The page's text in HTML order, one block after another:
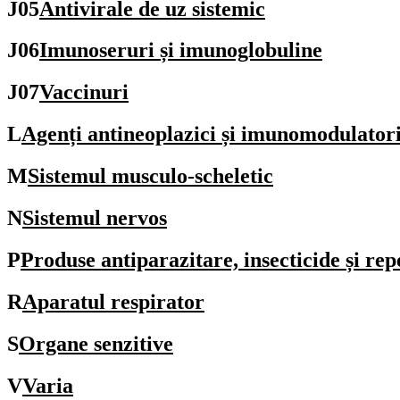
J05Antivirale de uz sistemic
J06Imunoseruri și imunoglobuline
J07Vaccinuri
LAgenți antineoplazici și
MSistemul musculo-scheletic
NSistemul nervos
PProduse antiparazitare, insecticide și
RAparatul respirator
SOrgane senzitive
VVaria